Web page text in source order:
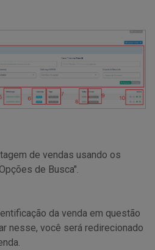
de vendas usando os
de Busca".
da venda em questão
nesse, você será redirecionado